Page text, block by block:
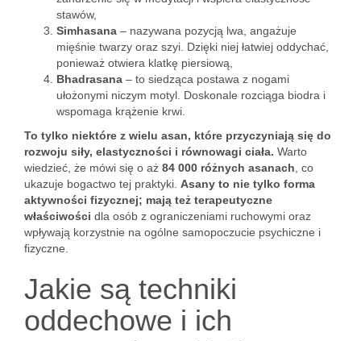
stawów,
Simhasana – nazywana pozycją lwa, angażuje
mięśnie twarzy oraz szyi. Dzięki niej łatwiej oddychać,
ponieważ otwiera klatkę piersiową,
Bhadrasana – to siedząca postawa z nogami
ułożonymi niczym motyl. Doskonale rozciąga biodra i
wspomaga krążenie krwi.
To tylko niektóre z wielu asan, które przyczyniają się do
rozwoju siły, elastyczności i równowagi ciała. Warto
wiedzieć, że mówi się o aż 84 000 różnych asanach , co
ukazuje bogactwo tej praktyki. Asany to nie tylko forma
aktywności fizycznej; mają też terapeutyczne
właściwości dla osób z ograniczeniami ruchowymi oraz
wpływają korzystnie na ogólne samopoczucie psychiczne i
fizyczne.
Jakie są techniki
oddechowe i ich